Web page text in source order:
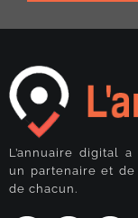
L’annuaire digital
un partenaire et
de chacun.